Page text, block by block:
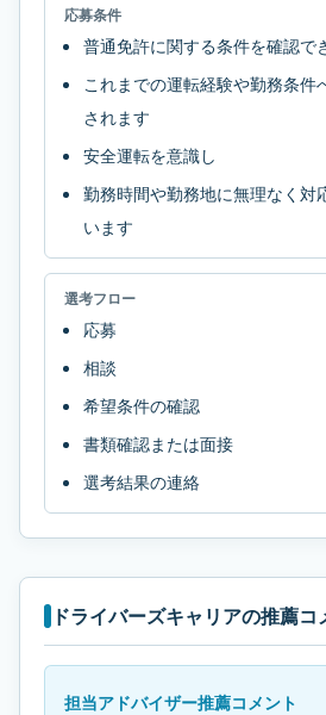
応募条件
普通免許に関する条件を確認で
これまでの運転経験や勤務条件
されます
安全運転を意識し
勤務時間や勤務地に無理なく対
います
選考フロー
応募
相談
希望条件の確認
書類確認または面接
選考結果の連絡
ドライバーズキャリアの推薦コ
担当アドバイザー推薦コメント